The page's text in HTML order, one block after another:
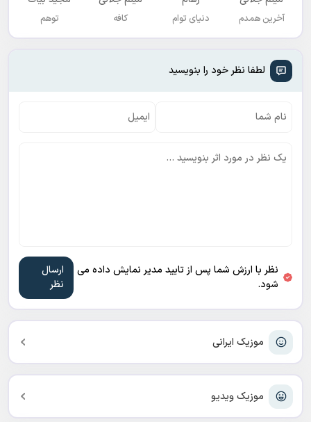
موزیک ایرانی
موزیک ویدیو
آخرین همدم دنیای توام کافه توهم
لطفا نظر خود را بنویسید
نظر با ارزش شما پس از تایید مدیر نمایش داده می
شود.